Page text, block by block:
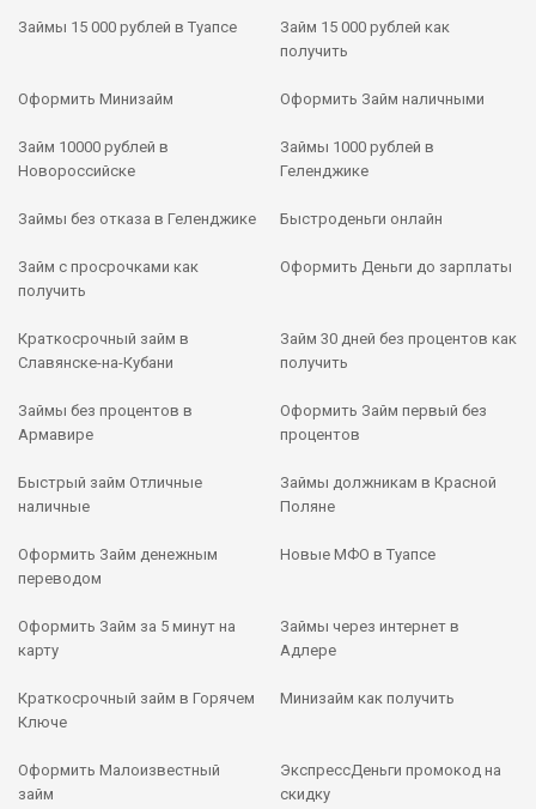
Займы 15 000 рублей в Туапсе
Займ 15 000 рублей как
получить
Оформить Минизайм Оформить Займ наличными
Займ 10000 рублей в
Новороссийске
Займы 1000 рублей в
Геленджике
Займы без отказа в Геленджике Быстроденьги онлайн
Займ с просрочками как
получить
Оформить Деньги до зарплаты
Краткосрочный займ в
Славянске-на-Кубани
Займ 30 дней без процентов как
получить
Займы без процентов в
Армавире
Оформить Займ первый без
процентов
Быстрый займ Отличные
наличные
Займы должникам в Красной
Поляне
Оформить Займ денежным
переводом
Новые МФО в Туапсе
Оформить Займ за 5 минут на
карту
Займы через интернет в
Адлере
Краткосрочный займ в Горячем
Ключе
Минизайм как получить
Оформить Малоизвестный
займ
ЭкспрессДеньги промокод на
скидку